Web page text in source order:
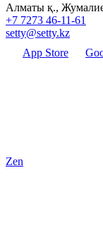
Алматы қ.,
+7 7273 46-11-61
setty@setty.kz
App Store
Zen